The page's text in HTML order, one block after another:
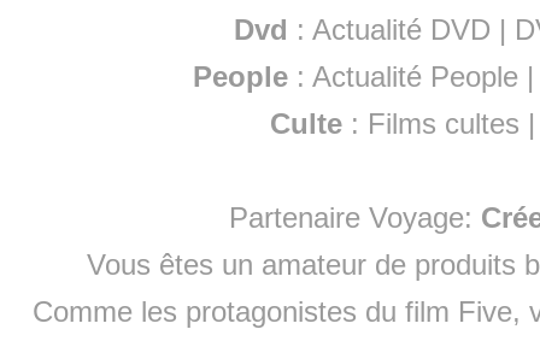
Dvd : Actualité DVD |
People :Actualité People
Culte : Films cultes
Partenaire Voyage:
Vous êtes un amateur de produits
Comme les protagonistes du film Five,